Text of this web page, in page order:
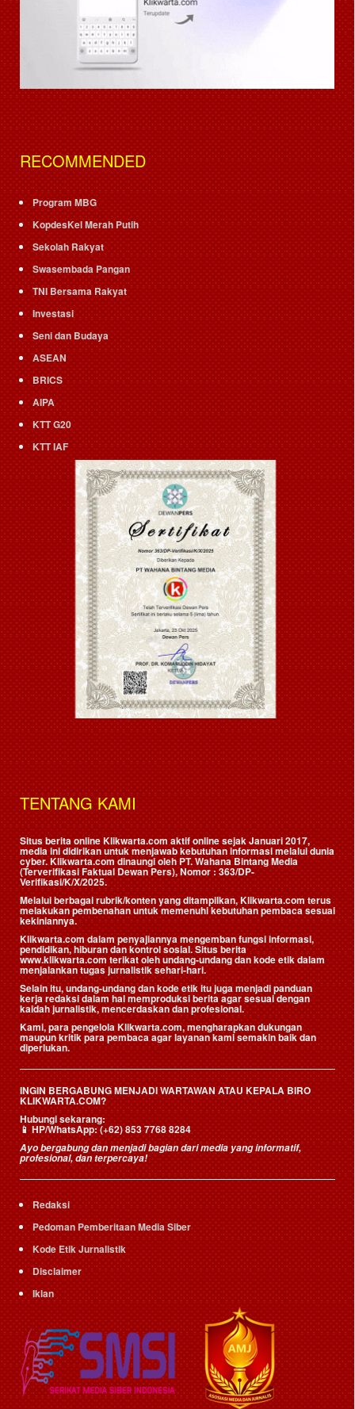
RECOMMENDED
Program MBG
KopdesKel Merah Putih
Sekolah Rakyat
Swasembada Pangan
TNI Bersama Rakyat
Investasi
Seni dan Budaya
ASEAN
BRICS
AIPA
KTT G20
KTT IAF
TENTANG KAMI
Situs berita online Klikwarta.com aktif online sejak Januari 2017,
media ini didirikan untuk menjawab kebutuhan informasi melalui dunia
cyber. Klikwarta.com dinaungi oleh PT. Wahana Bintang Media
(Terverifikasi Faktual Dewan Pers), Nomor : 363/DP-
Verifikasi/K/X/2025.
Melalui berbagai rubrik/konten yang ditampilkan, Klikwarta.com terus
melakukan pembenahan untuk memenuhi kebutuhan pembaca sesuai
kekiniannya.
Klikwarta.com dalam penyajiannya mengemban fungsi informasi,
pendidikan, hiburan dan kontrol sosial. Situs berita
www.klikwarta.com terikat oleh undang-undang dan kode etik dalam
menjalankan tugas jurnalistik sehari-hari.
Selain itu, undang-undang dan kode etik itu juga menjadi panduan
kerja redaksi dalam hal memproduksi berita agar sesuai dengan
kaidah jurnalistik, mencerdaskan dan profesional.
Kami, para pengelola Klikwarta.com, mengharapkan dukungan
maupun kritik para pembaca agar layanan kami semakin baik dan
diperlukan.
INGIN BERGABUNG MENJADI WARTAWAN ATAU KEPALA BIRO
KLIKWARTA.COM?
Hubungi sekarang:
📱HP/WhatsApp:(+62) 853 7768 8284
Ayo bergabung dan menjadi bagian dari media yang informatif,
profesional, dan terpercaya!
Redaksi
Pedoman Pemberitaan Media Siber
Kode Etik Jurnalistik
Disclaimer
Iklan